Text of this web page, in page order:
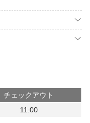
チェックアウト
11:00